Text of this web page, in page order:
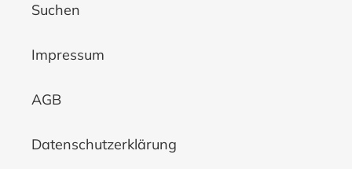
Suchen
Impressum
AGB
Datenschutzerklärung